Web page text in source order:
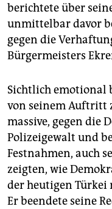
berichtete über
unmittelbar davor
gegen die
Bürgermeisters
Sichtlich emotional
von seinem Auftritt
massive, gegen die
Polizeigewalt und
Festnahmen, auch
zeigten, wie
der heutigen Türkei
Er beendete seine